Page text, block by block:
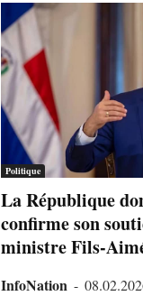
Politique
La République
confirme son
ministre Fils-
InfoNation -